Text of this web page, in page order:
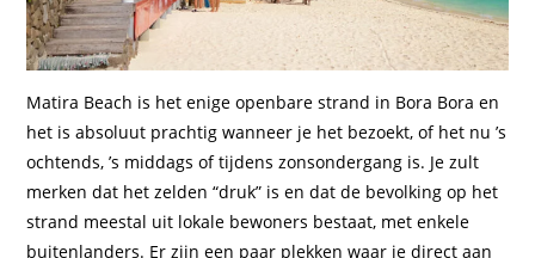
Matira Beach is het enige openbare strand in Bora Bora en
het is absoluut prachtig wanneer je het bezoekt, of het nu ’s
ochtends, ’s middags of tijdens zonsondergang is. Je zult
merken dat het zelden “druk” is en dat de bevolking op het
strand meestal uit lokale bewoners bestaat, met enkele
buitenlanders. Er zijn een paar plekken waar je direct aan